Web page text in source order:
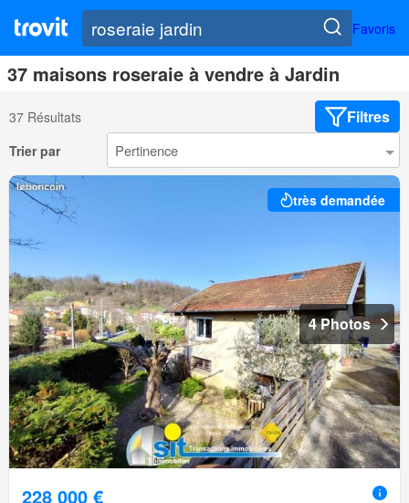
Favoris
37 maisons roseraie à vendre à Jardin
37 Résultats Filtres
Trier par
très demandée
4 Photos
228 000 €